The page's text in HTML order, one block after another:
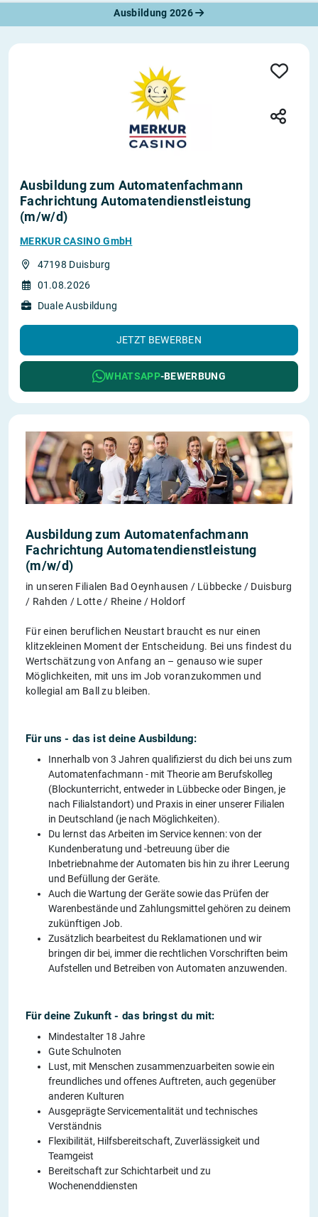
Ausbildung 2026
Ausbildung zum Automatenfachmann
Fachrichtung Automatendienstleistung
(m/w/d)
MERKUR CASINO GmbH
47198 Duisburg
01.08.2026
Duale Ausbildung
JETZT BEWERBEN
WHATSAPP-BEWERBUNG
Ausbildung zum Automatenfachmann
Fachrichtung Automatendienstleistung
(m/w/d)
in unseren Filialen Bad Oeynhausen / Lübbecke / Duisburg
/ Rahden / Lotte / Rheine / Holdorf
Für einen beruflichen Neustart braucht es nur einen
klitzekleinen Moment der Entscheidung. Bei uns findest du
Wertschätzung von Anfang an – genauso wie super
Möglichkeiten, mit uns im Job voranzukommen und
kollegial am Ball zu bleiben.
Für uns - das ist deine Ausbildung:
Innerhalb von 3 Jahren qualifizierst du dich bei uns zum
Automatenfachmann - mit Theorie am Berufskolleg
(Blockunterricht, entweder in Lübbecke oder Bingen, je
nach Filialstandort) und Praxis in einer unserer Filialen
in Deutschland (je nach Möglichkeiten).
Du lernst das Arbeiten im Service kennen: von der
Kundenberatung und -betreuung über die
Inbetriebnahme der Automaten bis hin zu ihrer Leerung
und Befüllung der Geräte.
Auch die Wartung der Geräte sowie das Prüfen der
Warenbestände und Zahlungsmittel gehören zu deinem
zukünftigen Job.
Zusätzlich bearbeitest du Reklamationen und wir
bringen dir bei, immer die rechtlichen Vorschriften beim
Aufstellen und Betreiben von Automaten anzuwenden.
Für deine Zukunft - das bringst du mit:
Mindestalter 18 Jahre
Gute Schulnoten
Lust, mit Menschen zusammenzuarbeiten sowie ein
freundliches und offenes Auftreten, auch gegenüber
anderen Kulturen
Ausgeprägte Servicementalität und technisches
Verständnis
Flexibilität, Hilfsbereitschaft, Zuverlässigkeit und
Teamgeist
Bereitschaft zur Schichtarbeit und zu
Wochenenddiensten